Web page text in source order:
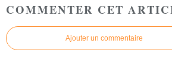
COMMENTER CET
Ajouter un commentaire